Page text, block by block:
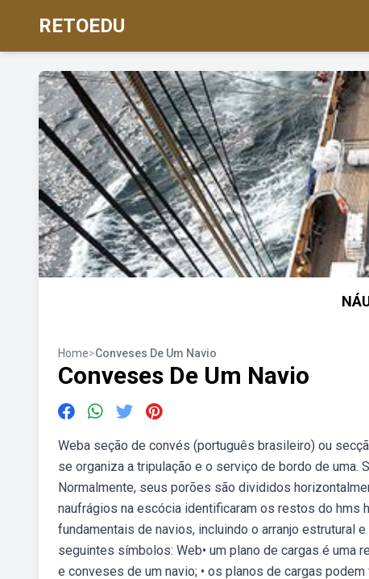
RETOEDU
Home>Conveses De Um Navio
Conveses De Um Navio
Weba seção de convés (português brasileiro) ou
se organiza a tripulação e o serviço de bordo de uma.
Normalmente, seus porões são divididos
naufrágios na escócia identificaram os restos do hms
fundamentais de navios, incluindo o arranjo estrutural
seguintes símbolos: Web• um plano de cargas é
e conveses de um navio; • os planos de cargas